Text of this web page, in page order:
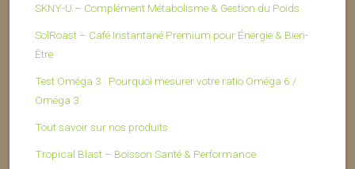
SKNY-U – Complément Métabolisme & Gestion du Poids
SolRoast – Café Instantané Premium pour Énergie & Bien-
Être
Test Oméga 3 : Pourquoi mesurer votre ratio Oméga 6 /
Oméga 3
Tout savoir sur nos produits
Tropical Blast – Boisson Santé & Performance